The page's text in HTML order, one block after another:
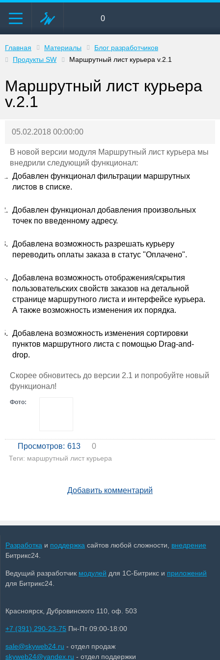
0
Главная Материалы
Блог разработчиков
Продукты SW
Маршрутный лист курьера v.2.1
Маршрутный лист курьера
v.2.1
05.02.2018 00:00:00
В новой версии модуля Маршрутный лист курьера мы
внедрили следующий функционал:
Добавлен функционал фильтрации маршрутных
листов в списке.
Добавлен функционал добавления произвольных
точек по введенному адресу.
Добавлена возможность разрешать курьеру
переводить оплаты заказа в статус "Оплачено".
Добавлена возможность отображения/скрытия
пользовательских свойств заказов на детальной
странице маршрутного листа и интерфейсе курьера.
А также возможность изменения их порядка.
Добавлена возможность изменения сортировки
пунктов маршрутного листа с помощью Drag-and-
drop.
Скорее обновитесь до версии 2.1 и попробуйте новый
функционал!
Фото:
Просмотров: 613 0
Теги: маршрутный лист курьера
Добавить комментарий
Разработка и поддержка сайтов любой сложности, внедрение
Битрикс24.
Ведущий разработчик модулей для 1С-Битрикс и приложений
для Битрикс24.
Красноярск, Дубровинского 110, оф. 503
+7 (391) 290-23-75 Пн-Пт 09:00-18:00
sale@skyweb24.ru - отдел продаж
skyweb24@yandex.ru - отдел поддержки